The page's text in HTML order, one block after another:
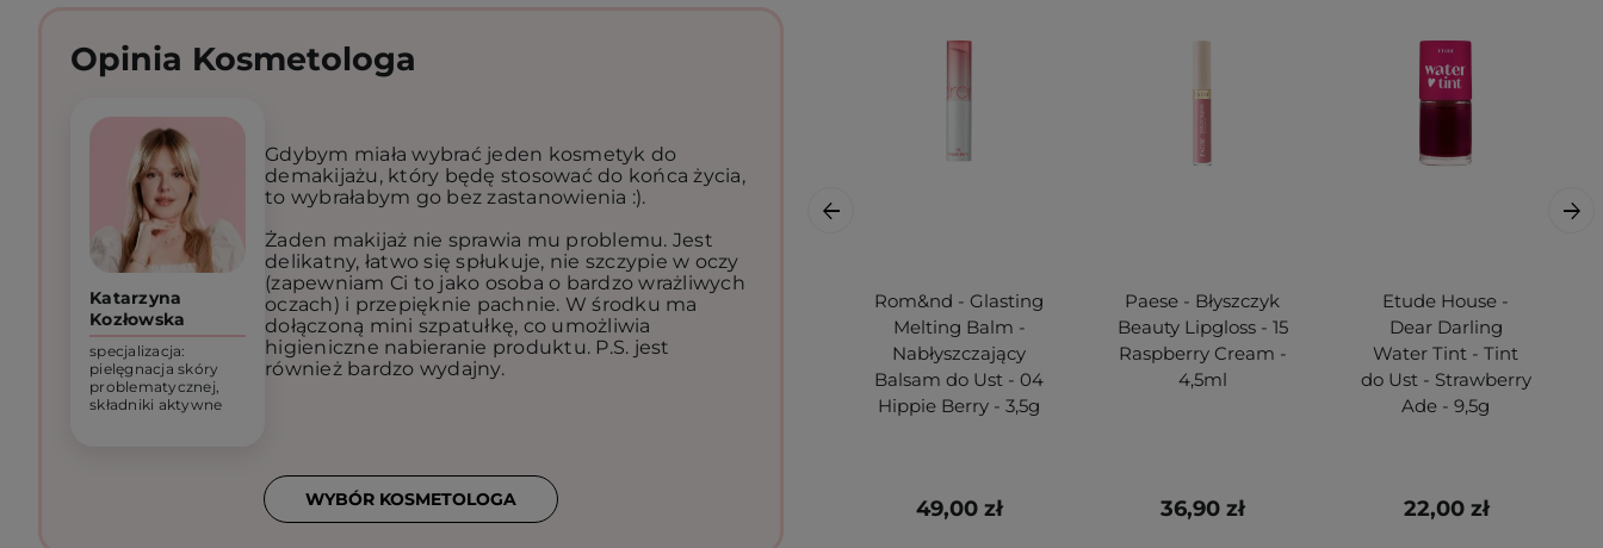
Opinia Kosmetologa
Katarzyna
Kozłowska
specjalizacja:
pielęgnacja skóry
problematycznej,
składniki aktywne
Gdybym miała wybrać jeden kosmetyk do
demakijażu, który będę stosować do końca życia,
to wybrałabym go bez zastanowienia :).
Żaden makijaż nie sprawia mu problemu. Jest
delikatny, łatwo się spłukuje, nie szczypie w oczy
(zapewniam Ci to jako osoba o bardzo wrażliwych
oczach) i przepięknie pachnie. W środku ma
dołączoną mini szpatułkę, co umożliwia
higieniczne nabieranie produktu. P.S. jest
również bardzo wydajny.
WYBÓR KOSMETOLOGA
Rom&nd - Glasting
Melting Balm -
Nabłyszczający
Balsam do Ust - 04
Hippie Berry - 3,5g
49,00 zł
Paese - Błyszczyk
Beauty Lipgloss - 15
Raspberry Cream -
4,5ml
36,90 zł
Etude House -
Dear Darling
Water Tint - Tint
do Ust - Strawberry
Ade - 9,5g
22,00 zł